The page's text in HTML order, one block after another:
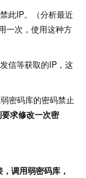
此IP。（分析最近
一次，使用这种方
信等获取的IP，这
密码库的密码禁止
求修改一次密
调用弱密码库，